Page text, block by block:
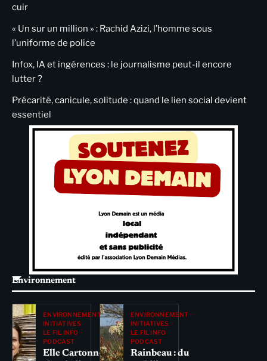
cuir
« Un sur un million » : Rachid Azizi, l’homme sous
l’uniforme de police
Infox, IA et ingérences : le journalisme peut-il encore
lutter ?
Précarité, canicule, solitude : quand le lien social devient
essentiel
Environnement
ENVIRONNEMENT
INITIATIVES
LE FIL INFO
PODCAST
Elle Cartonne
ENVIRONNEMENT
INITIATIVES
LE FIL INFO
PODCAST
Rainbeau : du